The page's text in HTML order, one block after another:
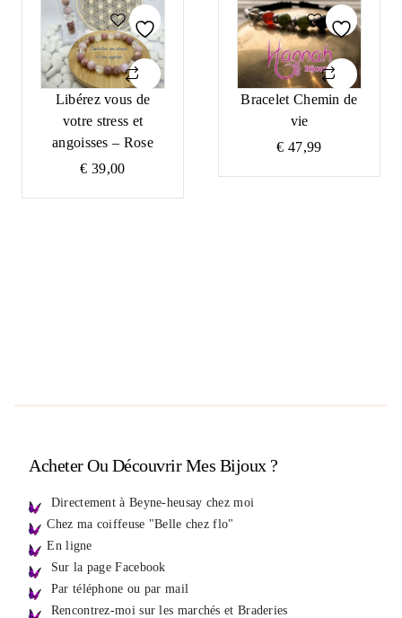
Libérez vous de
votre stress et
angoisses – Rose
€ 39,00
Bracelet Chemin de
vie
€ 47,99
Acheter Ou Découvrir Mes Bijoux ?
Directement à Beyne-heusay chez moi
Chez ma coiffeuse "Belle chez flo"
En ligne
Sur la page Facebook
Par téléphone ou par mail
Rencontrez-moi sur les marchés et Braderies